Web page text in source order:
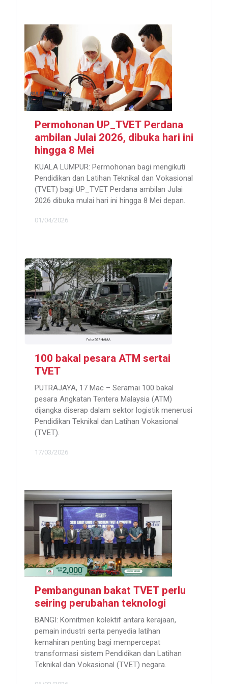
Permohonan UP_TVET Perdana
ambilan Julai 2026, dibuka hari ini
hingga 8 Mei
KUALA LUMPUR: Permohonan bagi mengikuti
Pendidikan dan Latihan Teknikal dan Vokasional
(TVET) bagi UP_TVET Perdana ambilan Julai
2026 dibuka mulai hari ini hingga 8 Mei depan.
01/04/2026
100 bakal pesara ATM sertai
TVET
PUTRAJAYA, 17 Mac – Seramai 100 bakal
pesara Angkatan Tentera Malaysia (ATM)
dijangka diserap dalam sektor logistik menerusi
Pendidikan Teknikal dan Latihan Vokasional
(TVET).
17/03/2026
Pembangunan bakat TVET perlu
seiring perubahan teknologi
BANGI: Komitmen kolektif antara kerajaan,
pemain industri serta penyedia latihan
kemahiran penting bagi mempercepat
transformasi sistem Pendidikan dan Latihan
Teknikal dan Vokasional (TVET) negara.